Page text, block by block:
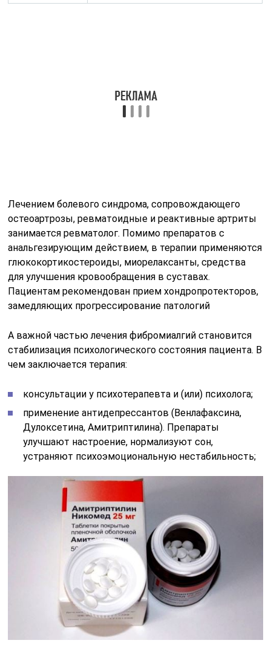
для улучшения кровообращения в суставах.
консультации у психотерапевта и (или) психолога;
применение антидепрессантов (Венлафаксина,
Дулоксетина, Амитриптилина). Препараты
улучшают настроение, нормализуют сон,
устраняют психоэмоциональную нестабильность;